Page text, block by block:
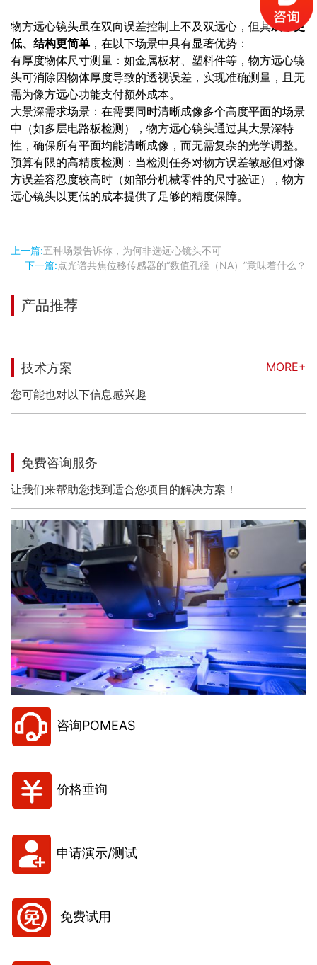
物方远心镜头虽在双向误差控制上不及双远心，但其成本更
低、结构更简单 ，在以下场景中具有显著优势：
有厚度物体尺寸测量：如金属板材、塑料件等，物方远心镜
头可消除因物体厚度导致的透视误差，实现准确测量，且无
需为像方远心功能支付额外成本。
大景深需求场景：在需要同时清晰成像多个高度平面的场景
中（如多层电路板检测），物方远心镜头通过其大景深特
性，确保所有平面均能清晰成像，而无需复杂的光学调整。
预算有限的高精度检测：当检测任务对物方误差敏感但对像
方误差容忍度较高时（如部分机械零件的尺寸验证），物方
远心镜头以更低的成本提供了足够的精度保障。
上一篇:五种场景告诉你，为何非选远心镜头不可
下一篇:点光谱共焦位移传感器的“数值孔径（NA）”意味着什么？
产品推荐
技术方案
MORE+
您可能也对以下信息感兴趣
免费咨询服务
让我们来帮助您找到适合您项目的解决方案！
咨询POMEAS
价格垂询
申请演示/测试
免费试用